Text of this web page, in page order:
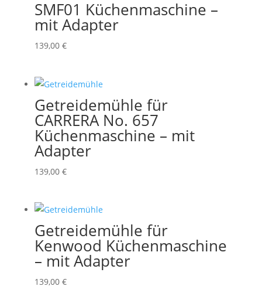
SMF01 Küchenmaschine –
mit Adapter
139,00 €
Getreidemühle für
CARRERA No. 657
Küchenmaschine – mit
Adapter
139,00 €
Getreidemühle für
Kenwood Küchenmaschine
– mit Adapter
139,00 €